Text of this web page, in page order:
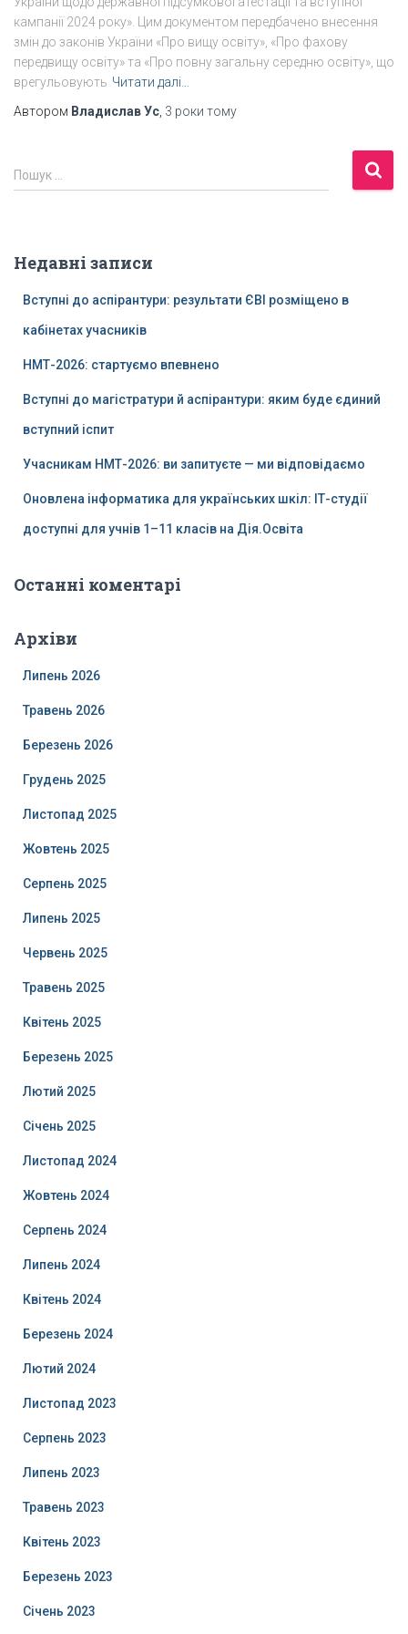
кампанії 2024 року». Цим документом передбачено внесення
змін до законів України «Про вищу освіту», «Про фахову
передвищу освіту» та «Про повну загальну середню освіту», що
врегульовують Читати далі…
Автором Владислав Ус 3 роки тому
П
о
:
Пошук …
Недавні записи
Вступні до аспірантури: результати ЄВІ розміщено в
кабінетах учасників
НМТ-2026: стартуємо впевнено
Вступні до магістратури й аспірантури: яким буде єдиний
вступний іспит
Учасникам НМТ-2026: ви запитуєте — ми відповідаємо
Оновлена інформатика для українських шкіл: ІТ-студії
доступні для учнів 1–11 класів на Дія.Освіта
Останні коментарі
Архіви
Липень 2026
Травень 2026
Березень 2026
Грудень 2025
Листопад 2025
Жовтень 2025
Серпень 2025
Липень 2025
Червень 2025
Травень 2025
Квітень 2025
Березень 2025
Лютий 2025
Січень 2025
Листопад 2024
Жовтень 2024
Серпень 2024
Липень 2024
Квітень 2024
Березень 2024
Лютий 2024
Листопад 2023
Серпень 2023
Липень 2023
Травень 2023
Квітень 2023
Березень 2023
Січень 2023